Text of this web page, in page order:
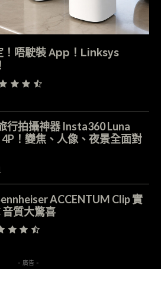
！唔駛裝 App！Linksys
行拍攝神器 Insta360 Luna
！變焦、人像、夜景全面對
ACCENTUM Clip 實
音質大驚喜
- 廣告 -